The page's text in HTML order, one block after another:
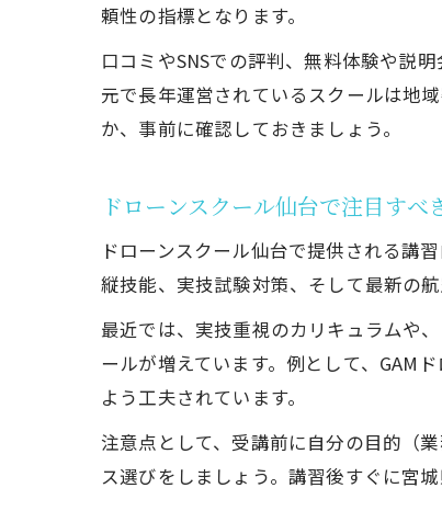
頼性の指標となります。
口コミやSNSでの評判、無料体験や説
元で長年運営されているスクールは地
か、事前に確認しておきましょう。
ドローンスクール仙台で注目すべ
ドローンスクール仙台で提供される講
縦技能、実技試験対策、そして最新の
最近では、実技重視のカリキュラムや
ールが増えています。例として、GAM
よう工夫されています。
注意点として、受講前に自分の目的（
ス選びをしましょう。講習後すぐに宮